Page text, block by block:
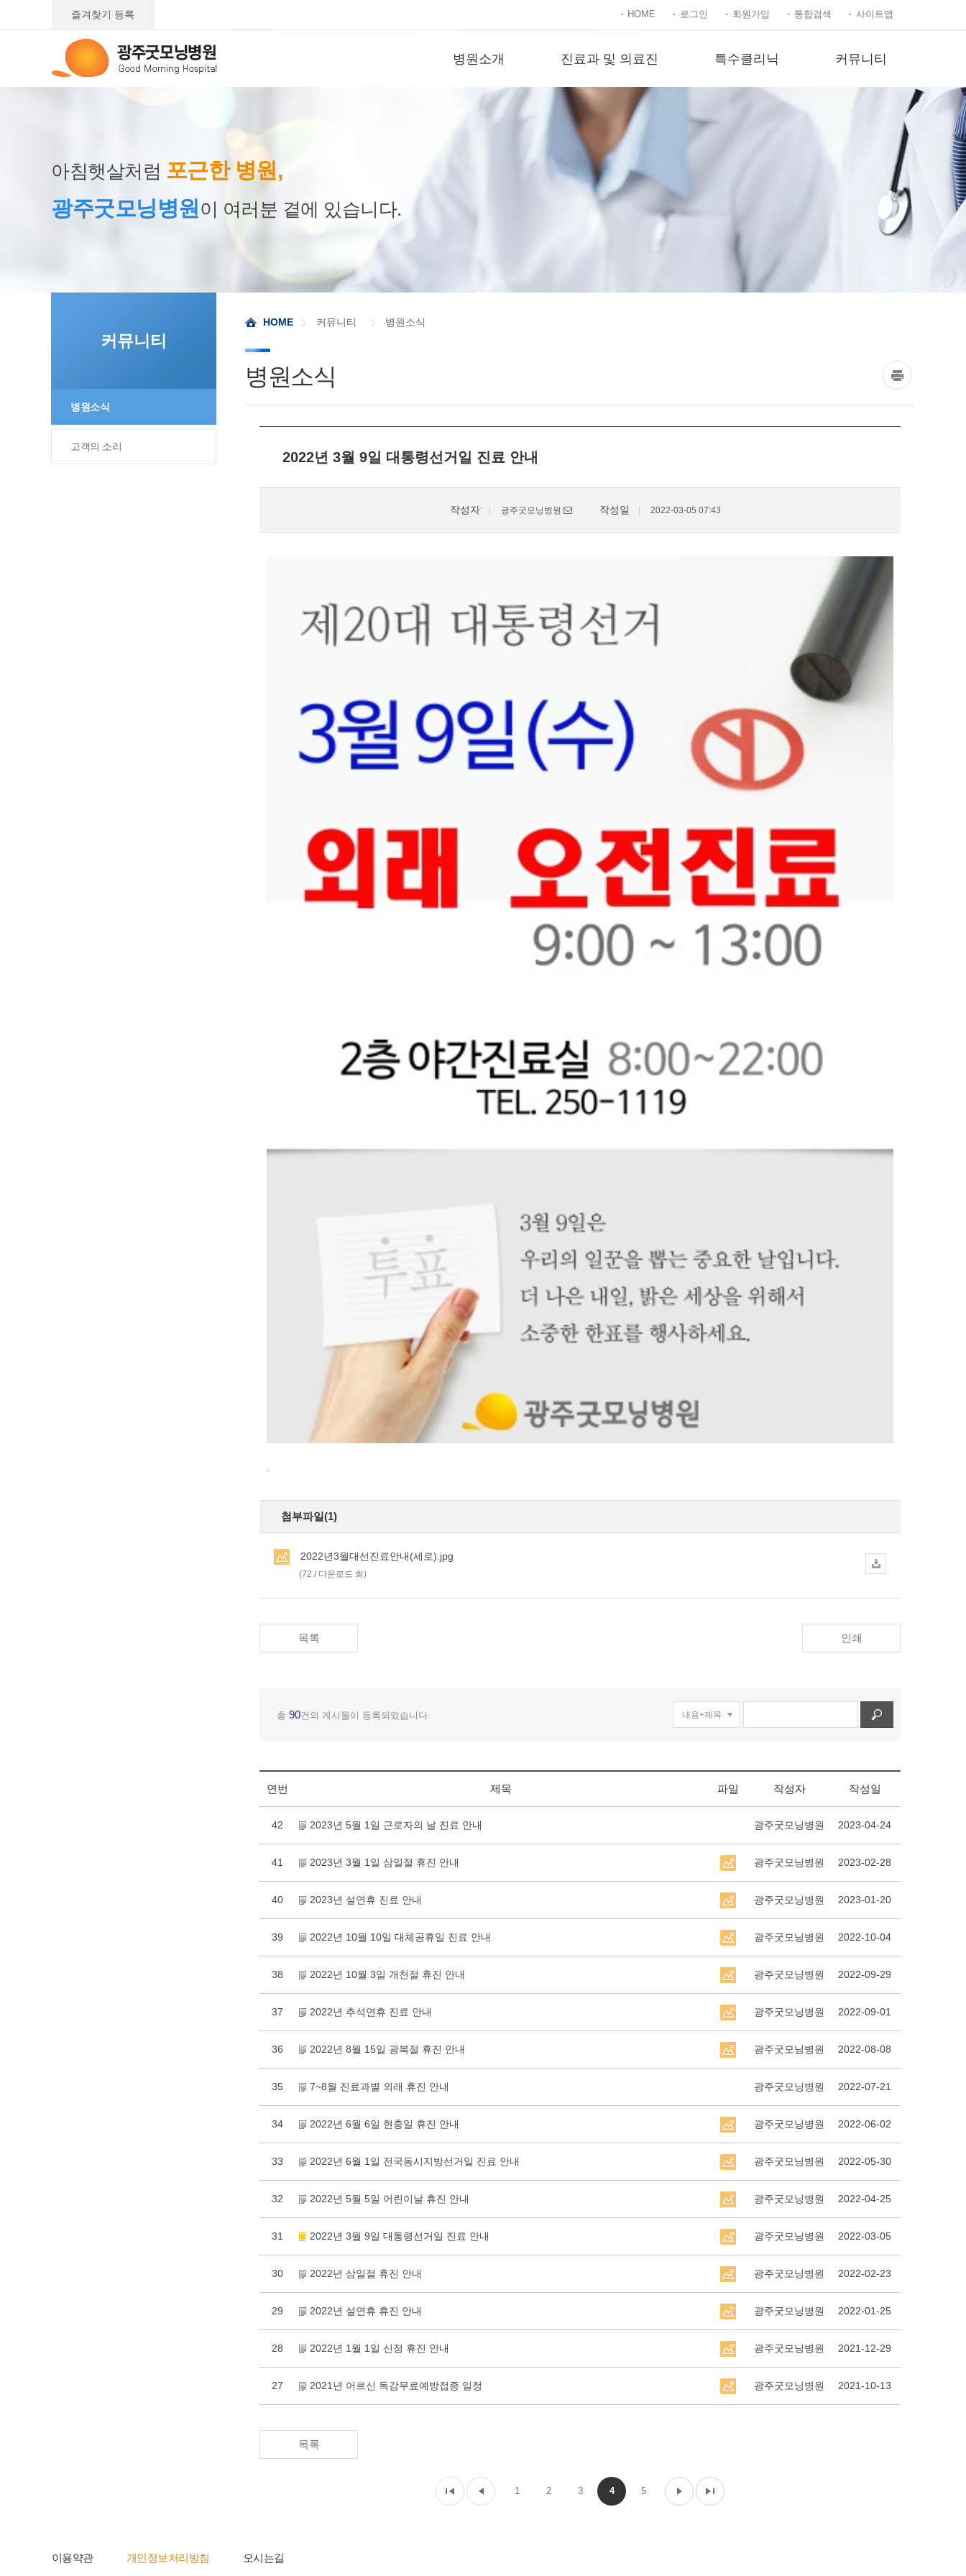
즐겨찾기 등록 HOME 로그인 회원가입 통합검색 사이트맵
병원소개 진료과 및 의료진 특수클리닉 커뮤니티
아침햇살처럼 포근한 병원,
광주굿모닝병원 이 여러분 곁에 있습니다.
커뮤니티
병원소식
고객의 소리
병원소식
HOME 커뮤니티 병원소식
2022년 3월 9일 대통령선거일 진료 안내
작성자 광주굿모닝병원 작성일 2022-03-05 07:43
첨부파일(1)
2022년3월대선진료안내(세로).jpg
(72 / 다운로드 회)
목록 인쇄
총 90건의 게시물이 등록되었습니다.
연번 제목 파일 작성자 작성일
42 2023년 5월 1일 근로자의 날 진료 안내 광주굿모닝병원 2023-04-24
41 2023년 3월 1일 삼일절 휴진 안내 광주굿모닝병원 2023-02-28
40 2023년 설연휴 진료 안내 광주굿모닝병원 2023-01-20
39 2022년 10월 10일 대체공휴일 진료 안내 광주굿모닝병원 2022-10-04
38 2022년 10월 3일 개천절 휴진 안내 광주굿모닝병원 2022-09-29
37 2022년 추석연휴 진료 안내 광주굿모닝병원 2022-09-01
36 2022년 8월 15일 광복절 휴진 안내 광주굿모닝병원 2022-08-08
35 7~8월 진료과별 외래 휴진 안내 광주굿모닝병원 2022-07-21
34 2022년 6월 6일 현충일 휴진 안내 광주굿모닝병원 2022-06-02
33 2022년 6월 1일 전국동시지방선거일 진료 안내 광주굿모닝병원 2022-05-30
32 2022년 5월 5일 어린이날 휴진 안내 광주굿모닝병원 2022-04-25
31 2022년 3월 9일 대통령선거일 진료 안내 광주굿모닝병원 2022-03-05
30 2022년 삼일절 휴진 안내 광주굿모닝병원 2022-02-23
29 2022년 설연휴 휴진 안내 광주굿모닝병원 2022-01-25
28 2022년 1월 1일 신정 휴진 안내 광주굿모닝병원 2021-12-29
27 2021년 어르신 독감무료예방접종 일정 광주굿모닝병원 2021-10-13
목록
1 2 3 4 5
이용약관 개인정보처리방침 오시는길